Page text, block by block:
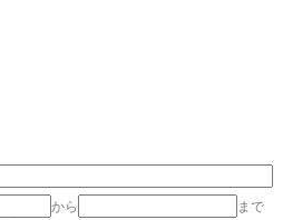
から まで